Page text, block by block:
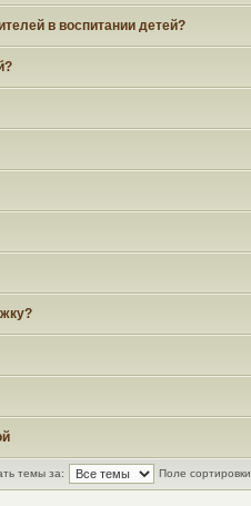
в воспитании детей?
темы за: Поле сортировки